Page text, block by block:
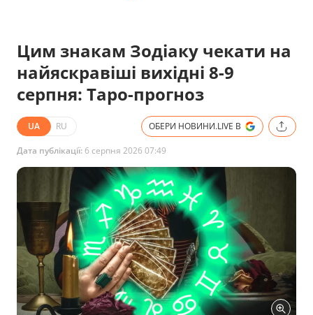
Цим знакам Зодіаку чекати на
найяскравіші вихідні 8-9
серпня: Таро-прогноз
UA RU ОБЕРИ НОВИНИ.LIVE В
Дата публікації: 6 серпня 2026 07:49